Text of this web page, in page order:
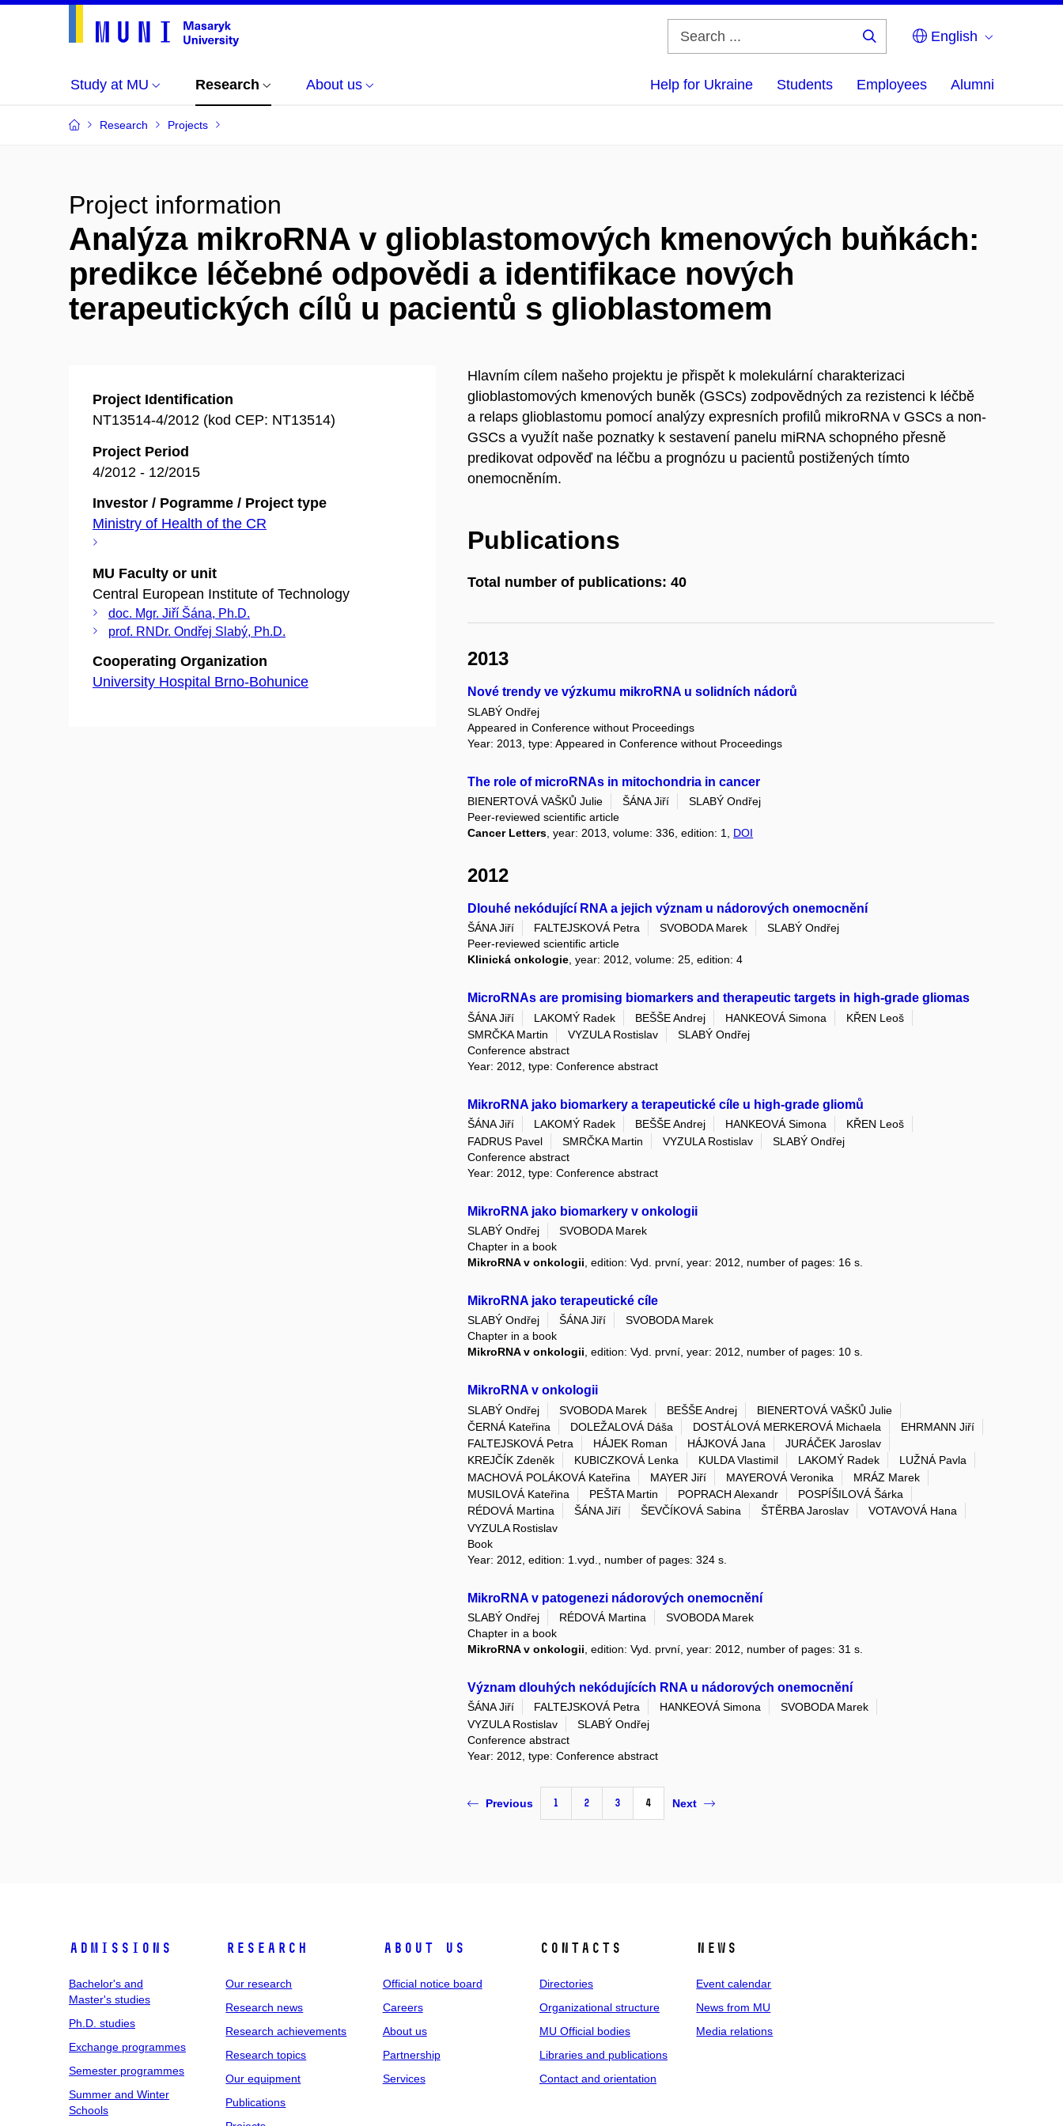
English
Study at MU Research About us Help for Ukraine Students Employees Alumni
Research Projects
Project information
Analýza mikroRNA v glioblastomových kmenových buňkách:
predikce léčebné odpovědi a identifikace nových
terapeutických cílů u pacientů s glioblastomem
Project Identification
NT13514-4/2012 (kod CEP: NT13514)
Project Period
4/2012 - 12/2015
Investor / Pogramme / Project type
Ministry of Health of the CR
MU Faculty or unit
Central European Institute of Technology
doc. Mgr. Jiří Šána, Ph.D.
prof. RNDr. Ondřej Slabý, Ph.D.
Cooperating Organization
University Hospital Brno-Bohunice
Hlavním cílem našeho projektu je přispět k molekulární charakterizaci
glioblastomových kmenových buněk (GSCs) zodpovědných za rezistenci k léčbě
a relaps glioblastomu pomocí analýzy expresních profilů mikroRNA v GSCs a non-
GSCs a využít naše poznatky k sestavení panelu miRNA schopného přesně
predikovat odpověď na léčbu a prognózu u pacientů postižených tímto
onemocněním.
Publications
Total number of publications: 40
2013
Nové trendy ve výzkumu mikroRNA u solidních nádorů
SLABÝ Ondřej
Appeared in Conference without Proceedings
Year: 2013, type: Appeared in Conference without Proceedings
The role of microRNAs in mitochondria in cancer
BIENERTOVÁ VAŠKŮ Julie ŠÁNA Jiří
SLABÝ Ondřej
Peer-reviewed scientific article
Cancer Letters , year: 2013, volume: 336, edition: 1, DOI
2012
Dlouhé nekódující RNA a jejich význam u nádorových onemocnění
ŠÁNA Jiří FALTEJSKOVÁ Petra SVOBODA Marek
SLABÝ Ondřej
Peer-reviewed scientific article
Klinická onkologie, year: 2012, volume: 25, edition: 4
MicroRNAs are promising biomarkers and therapeutic targets in high-grade gliomas
ŠÁNA Jiří LAKOMÝ Radek BEŠŠE Andrej HANKEOVÁ Simona
KŘEN Leoš
SMRČKA Martin
VYZULA Rostislav
SLABÝ Ondřej
Conference abstract
Year: 2012, type: Conference abstract
MikroRNA jako biomarkery a terapeutické cíle u high-grade gliomů
ŠÁNA Jiří LAKOMÝ Radek BEŠŠE Andrej HANKEOVÁ Simona
KŘEN Leoš
FADRUS Pavel
SMRČKA Martin VYZULA Rostislav
SLABÝ Ondřej
Conference abstract
Year: 2012, type: Conference abstract
MikroRNA jako biomarkery v onkologii
SLABÝ Ondřej
SVOBODA Marek
Chapter in a book
MikroRNA v onkologii , edition: Vyd. první, year: 2012, number of pages: 16 s.
MikroRNA jako terapeutické cíle
SLABÝ Ondřej ŠÁNA Jiří
SVOBODA Marek
Chapter in a book
MikroRNA v onkologii, edition: Vyd. první, year: 2012, number of pages: 10 s.
MikroRNA v onkologii
SLABÝ Ondřej SVOBODA Marek BEŠŠE Andrej
BIENERTOVÁ VAŠKŮ Julie
ČERNÁ Kateřina
DOLEŽALOVÁ Dáša DOSTÁLOVÁ MERKEROVÁ Michaela
EHRMANN Jiří
FALTEJSKOVÁ Petra
HÁJEK Roman HÁJKOVÁ Jana
JURÁČEK Jaroslav
KREJČÍK Zdeněk
KUBICZKOVÁ Lenka KULDA Vlastimil LAKOMÝ Radek
LUŽNÁ Pavla
MACHOVÁ POLÁKOVÁ Kateřina
MAYER Jiří MAYEROVÁ Veronika
MRÁZ Marek
MUSILOVÁ Kateřina
PEŠTA Martin POPRACH Alexandr
POSPÍŠILOVÁ Šárka
RÉDOVÁ Martina
ŠÁNA Jiří ŠEVČÍKOVÁ Sabina ŠTĚRBA Jaroslav
VOTAVOVÁ Hana
VYZULA Rostislav
Book
Year: 2012, edition: 1.vyd., number of pages: 324 s.
MikroRNA v patogenezi nádorových onemocnění
SLABÝ Ondřej RÉDOVÁ Martina
SVOBODA Marek
Chapter in a book
MikroRNA v onkologii , edition: Vyd. první, year: 2012, number of pages: 31 s.
Význam dlouhých nekódujících RNA u nádorových onemocnění
ŠÁNA Jiří FALTEJSKOVÁ Petra HANKEOVÁ Simona
SVOBODA Marek
VYZULA Rostislav
SLABÝ Ondřej
Conference abstract
Year: 2012, type: Conference abstract
Previous 1 2 3 4 Next
Admissions
Bachelor's and
Master's studies
Ph.D. studies
Exchange programmes
Semester programmes
Summer and Winter
Schools
Research
Our research
Research news
Research achievements
Research topics
Our equipment
Publications
About us
Official notice board
Careers
About us
Partnership
Services
Contacts
Directories
Organizational structure
MU Official bodies
Libraries and publications
Contact and orientation
News
Event calendar
News from MU
Media relations